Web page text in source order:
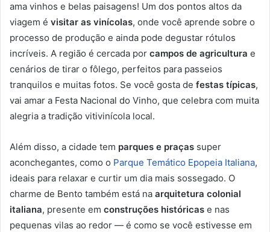
ama vinhos e belas paisagens! Um dos pontos altos da
viagem é visitar as vinícolas, onde você aprende sobre o
processo de produção e ainda pode degustar rótulos
incríveis. A região é cercada por campos de agricultura e
cenários de tirar o fôlego, perfeitos para passeios
tranquilos e muitas fotos. Se você gosta de festas típicas,
vai amar a Festa Nacional do Vinho, que celebra com muita
alegria a tradição vitivinícola local.
Além disso, a cidade tem parques e praças super
aconchegantes, como o Parque Temático Epopeia Italiana,
ideais para relaxar e curtir um dia mais sossegado. O
charme de Bento também está na arquitetura colonial
italiana, presente em construções históricas e nas
pequenas vilas ao redor — é como se você estivesse em